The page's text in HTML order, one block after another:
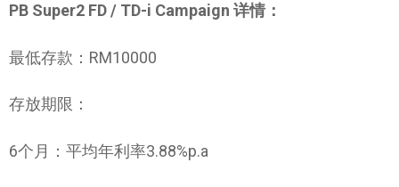
PB Super2 FD / TD-i Campaign 详情：
最低存款：RM10000
存放期限：
6个月：平均年利率3.88%p.a